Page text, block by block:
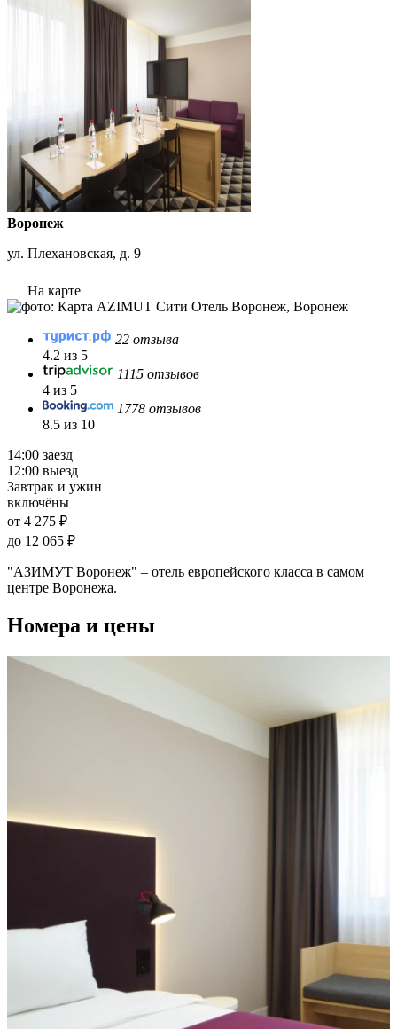
Воронеж
ул. Плехановская, д. 9
На карте
22 отзыва
4.2 из 5
1115 отзывов
4 из 5
1778 отзывов
8.5 из 10
14:00 заезд
12:00 выезд
Завтрак и ужин
включёны
от 4 275 ₽
до 12 065 ₽
"АЗИМУТ Воронеж" – отель европейского класса в самом
центре Воронежа.
Номера и цены